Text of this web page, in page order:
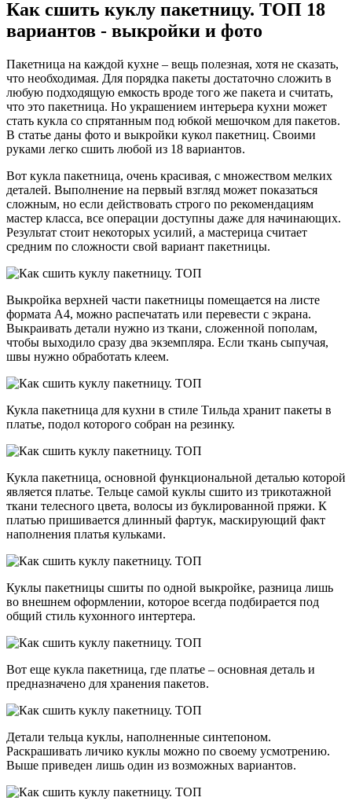
Как сшить куклу пакетницу. ТОП 18
вариантов - выкройки и фото
Пакетница на каждой кухне – вещь полезная, хотя не сказать,
что необходимая. Для порядка пакеты достаточно сложить в
любую подходящую емкость вроде того же пакета и считать,
что это пакетница. Но украшением интерьера кухни может
стать кукла со спрятанным под юбкой мешочком для пакетов.
В статье даны фото и выкройки кукол пакетниц. Своими
руками легко сшить любой из 18 вариантов.
Вот кукла пакетница, очень красивая, с множеством мелких
деталей. Выполнение на первый взгляд может показаться
сложным, но если действовать строго по рекомендациям
мастер класса, все операции доступны даже для начинающих.
Результат стоит некоторых усилий, а мастерица считает
средним по сложности свой вариант пакетницы.
Выкройка верхней части пакетницы помещается на листе
формата А4, можно распечатать или перевести с экрана.
Выкраивать детали нужно из ткани, сложенной пополам,
чтобы выходило сразу два экземпляра. Если ткань сыпучая,
швы нужно обработать клеем.
Кукла пакетница для кухни в стиле Тильда хранит пакеты в
платье, подол которого собран на резинку.
Кукла пакетница, основной функциональной деталью которой
является платье. Тельце самой куклы сшито из трикотажной
ткани телесного цвета, волосы из буклированной пряжи. К
платью пришивается длинный фартук, маскирующий факт
наполнения платья кульками.
Куклы пакетницы сшиты по одной выкройке, разница лишь
во внешнем оформлении, которое всегда подбирается под
общий стиль кухонного интертера.
Вот еще кукла пакетница, где платье – основная деталь и
предназначено для хранения пакетов.
Детали тельца куклы, наполненные синтепоном.
Раскрашивать личико куклы можно по своему усмотрению.
Выше приведен лишь один из возможных вариантов.